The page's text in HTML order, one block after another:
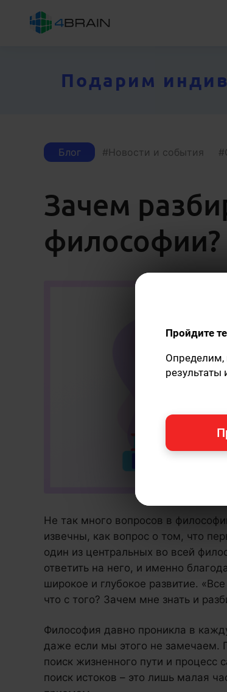
Подарим
Блог Новости и события
Зачем
философии?
Не так много вопросов в
извечны, как вопрос о том, что
один из центральных во всей
ответить на него, и именно
широкое и глубокое развитие.
что с того? Зачем мне знать и
Философия давно проникла в
даже если мы этого не замечаем.
поиск жизненного пути и процесс
поиск истоков – это лишь малая
Пройдите
Определим,
результаты